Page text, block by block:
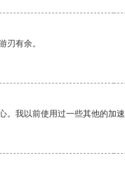
刃有余。
我以前使用过一些其他的加